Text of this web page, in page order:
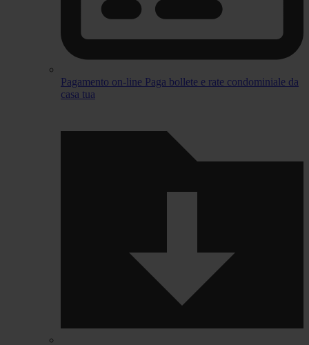
Pagamento on-line Paga bollete e rate condominiale da
casa tua